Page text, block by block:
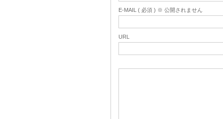
E-MAIL ( 必須 ) ※ 公開されません
URL